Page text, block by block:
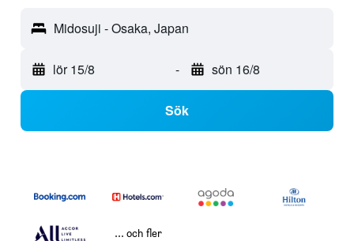
Midosuji - Osaka, Japan
lör 15/8 - sön 16/8
Sök
... och fler